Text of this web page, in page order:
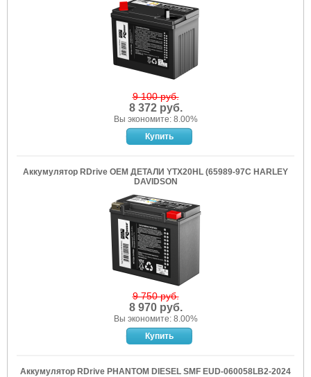
9 100 руб.
8 372 руб.
Вы экономите: 8.00%
Аккумулятор RDrive OEM ДЕТАЛИ YTX20HL (65989-97C HARLEY
DAVIDSON
9 750 руб.
8 970 руб.
Вы экономите: 8.00%
Аккумулятор RDrive PHANTOM DIESEL SMF EUD-060058LB2-2024